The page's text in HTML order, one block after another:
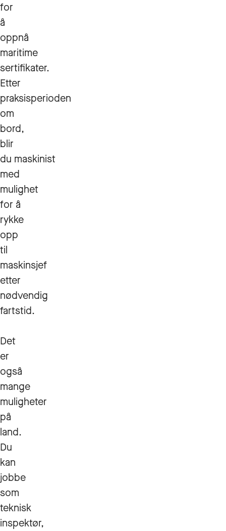
for
å
oppnå
maritime
sertifikater.
Etter
praksisperioden
om
bord,
blir
du maskinist
med
mulighet
for å
rykke
opp
til
maskinsjef
etter
nødvendig
fartstid.
Det
er
også
mange
muligheter
på
land.
Du
kan
jobbe
som
teknisk
inspektør,